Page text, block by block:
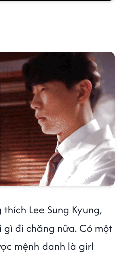
Lee Sung Kyung,
đi chăng nữa. Có một
mệnh danh là girl